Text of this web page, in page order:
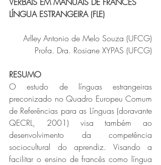
LÍNGUA ESTRANGEIRA (FLE)
Arlley Antonio de Melo Souza (UFCG)
Profa. Dra. Rosiane XYPAS (UFCG)
RESUMO
O estudo de línguas estrangeiras
preconizado no Quadro Europeu Comum
de Referências para as Línguas (doravante
QECRL, 2001) visa também ao
desenvolvimento da competência
sociocultural do aprendiz. Visando a
facilitar o ensino de francês como língua